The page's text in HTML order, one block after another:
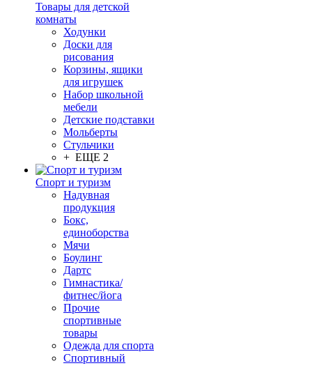
Товары для детской
комнаты
Ходунки
Доски для
рисования
Корзины, ящики
для игрушек
Набор школьной
мебели
Детские подставки
Мольберты
Стульчики
+ ЕЩЕ 2
Спорт и туризм
Надувная
продукция
Бокс,
единоборства
Мячи
Боулинг
Дартс
Гимнастика/
фитнес/йога
Прочие
спортивные
товары
Одежда для спорта
Спортивный